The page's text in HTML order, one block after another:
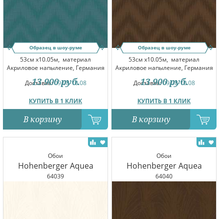
Образец в шоу-руме
53см x10.05м, материал
Акриловое напыление, Германия
Доставка:09.08-10.08
КУПИТЬ В 1 КЛИК
13 900 руб.
В корзину
Образец в шоу-руме
53см x10.05м, материал
Акриловое напыление, Германия
Доставка:09.08-10.08
КУПИТЬ В 1 КЛИК
13 900 руб.
В корзину
Обои
Hohenberger Aquea
64039
Обои
Hohenberger Aquea
64040